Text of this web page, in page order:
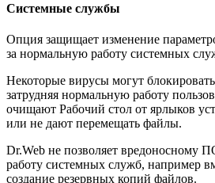
Системные службы
Опция защищает изменение
за нормальную работу системных
Некоторые вирусы могут блокировать
затрудняя нормальную работу
очищают Рабочий стол от ярлыков
или не дают перемещать файлы.
Dr.Web не позволяет вредоносному
работу системных служб, например
создание резервных копий файлов.